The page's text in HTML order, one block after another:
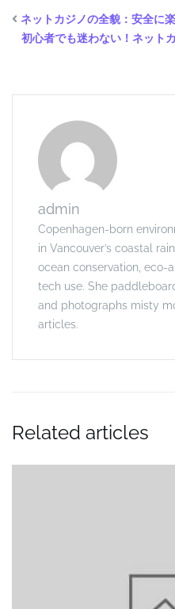
ネットカジノの全貌：安全に
初心者でも迷わない！ ネット
admin
Copenhagen-born
in Vancouver’s coastal
ocean conservation, eco-
tech use. She
and photographs misty
articles.
Related articles